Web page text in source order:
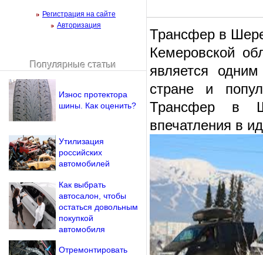
Трансфер в
Кемеровской
является
стране и
Трансфер в
впечатления в
Регистрация на сайте
Авторизация
Напомнить пароль?
Популярные статьи
Износ протектора
шины. Как оценить?
Утилизация
российских
автомобилей
Как выбрать
автосалон, чтобы
остаться довольным
покупкой
автомобиля
Отремонтировать